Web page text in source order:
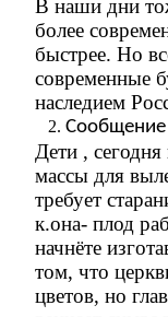
В наши дни
более
быстрее. Но
современные
наследием
Сообщение
Дети ,
массы для
требует
к.она- плод
начнёте
том, что
цветов, но